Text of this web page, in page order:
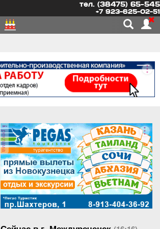
тел. (38475) 65-545
+7 923-625-02-51
реклама